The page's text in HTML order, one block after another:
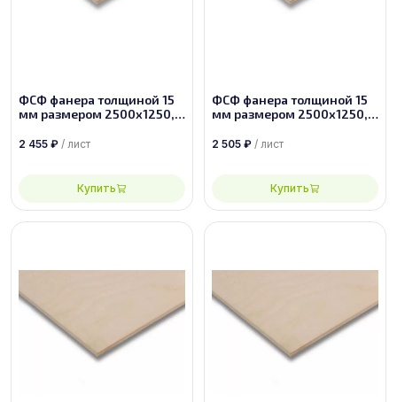
ФСФ фанера толщиной 15
мм размером 2500х1250,
2 455 ₽ / лист
Купить
ФСФ фанера толщиной 15
мм размером 2500х1250,
2 505 ₽ / лист
Купить